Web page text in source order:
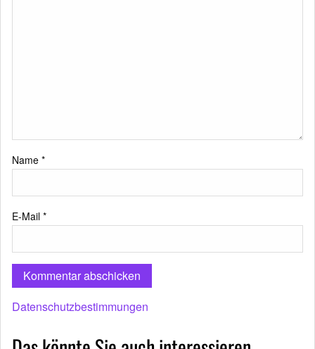
Name *
E-Mail *
Datenschutzbestimmungen